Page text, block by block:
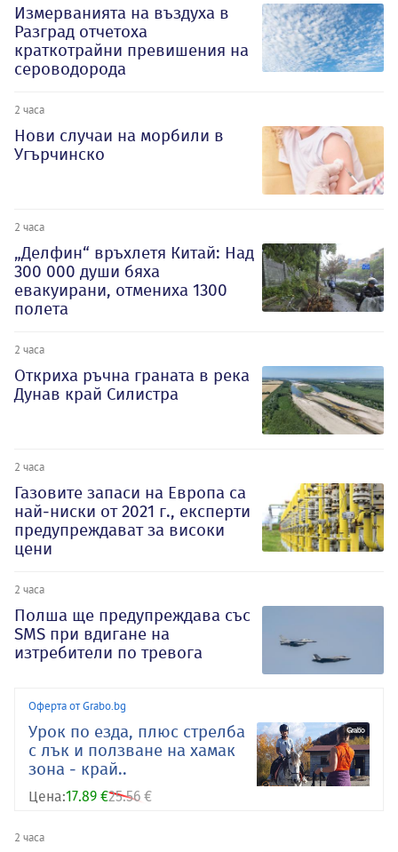
Измерванията на въздуха в
Разград отчетоха
краткотрайни превишения на
сероводорода
2 часа
Нови случаи на морбили в
Угърчинско
2 часа
„Делфин“ връхлетя Китай: Над
300 000 души бяха
евакуирани, отмениха 1300
полета
2 часа
Откриха ръчна граната в река
Дунав край Силистра
2 часа
Газовите запаси на Европа са
най-ниски от 2021 г., експерти
предупреждават за високи
цени
2 часа
Полша ще предупреждава със
SMS при вдигане на
изтребители по тревога
Оферта от Grabo.bg
Урок по езда, плюс стрелба
с лък и ползване на хамак
зона - край..
Цена:17.89 €25.56 €
2 часа